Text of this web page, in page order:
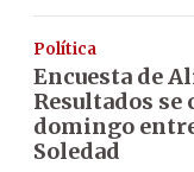
Política
Encuesta de
Resultados se
domingo
Soledad